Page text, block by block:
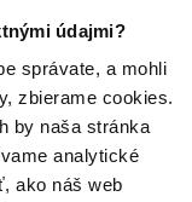
údajmi?
správate, a mohli
zbierame cookies.
by naša stránka
analytické
ako náš web
Ampuero4
4
Saforková4
4
3
3